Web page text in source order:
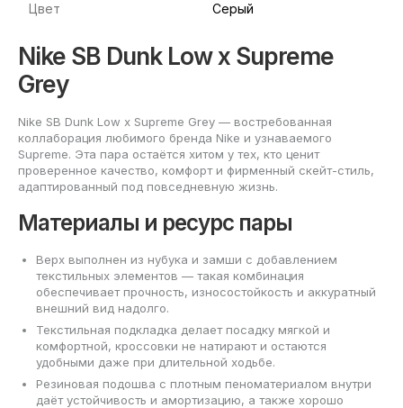
Цвет Серый
Nike SB Dunk Low x Supreme
Grey
Nike SB Dunk Low x Supreme Grey — востребованная
коллаборация любимого бренда Nike и узнаваемого
Supreme. Эта пара остаётся хитом у тех, кто ценит
проверенное качество, комфорт и фирменный скейт-стиль,
адаптированный под повседневную жизнь.
Материалы и ресурс пары
Верх выполнен из нубука и замши с добавлением
текстильных элементов — такая комбинация
обеспечивает прочность, износостойкость и аккуратный
внешний вид надолго.
Текстильная подкладка делает посадку мягкой и
комфортной, кроссовки не натирают и остаются
удобными даже при длительной ходьбе.
Резиновая подошва с плотным пеноматериалом внутри
даёт устойчивость и амортизацию, а также хорошо